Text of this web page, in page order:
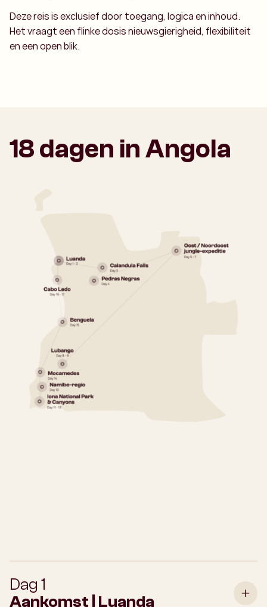
Deze reis is exclusief door toegang, logica en inhoud.
Het vraagt een flinke dosis nieuwsgierigheid, flexibiliteit
en een open blik.
18 dagen in Angola
Dag 1
Aankomst | Luanda